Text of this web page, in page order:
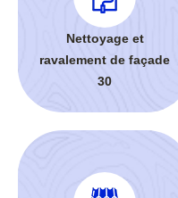
Nettoyage et
ravalement de façade
30